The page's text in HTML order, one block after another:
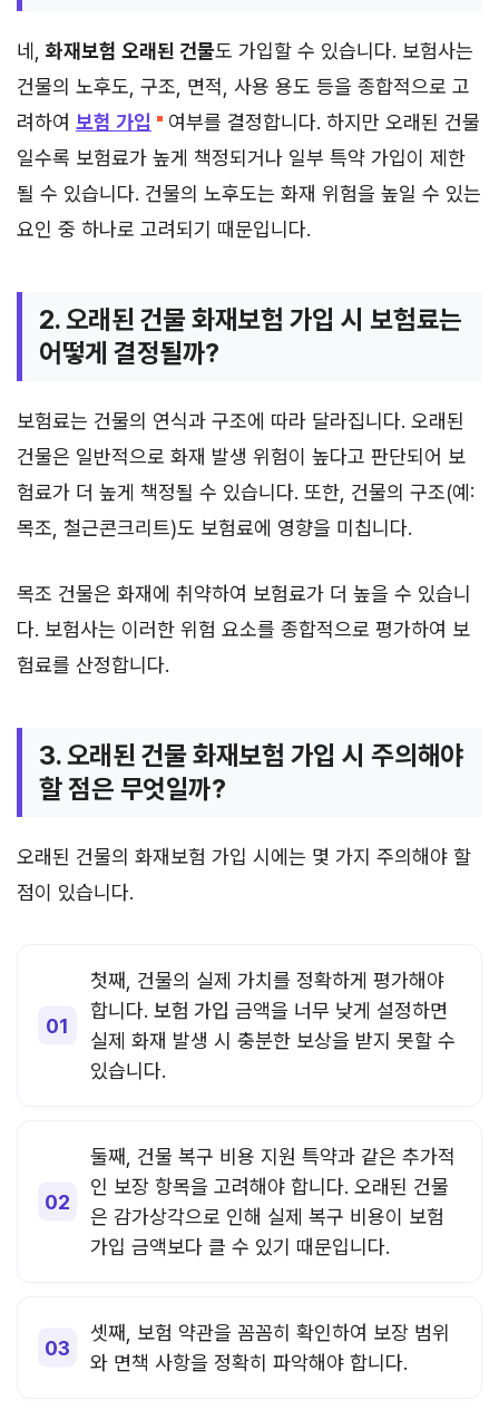
네, 화재보험 오래된 건물도 가입할 수 있습니다. 보험사는
건물의 노후도, 구조, 면적, 사용 용도 등을 종합적으로 고
려하여 보험 가입
여부를 결정합니다. 하지만 오래된 건물
일수록 보험료가 높게 책정되거나 일부 특약 가입이 제한
될 수 있습니다. 건물의 노후도는 화재 위험을 높일 수 있는
요인 중 하나로 고려되기 때문입니다.
2. 오래된 건물 화재보험 가입 시 보험료는
어떻게 결정될까?
보험료는 건물의 연식과 구조에 따라 달라집니다. 오래된
건물은 일반적으로 화재 발생 위험이 높다고 판단되어 보
험료가 더 높게 책정될 수 있습니다. 또한, 건물의 구조(예:
목조, 철근콘크리트)도 보험료에 영향을 미칩니다.
목조 건물은 화재에 취약하여 보험료가 더 높을 수 있습니
다. 보험사는 이러한 위험 요소를 종합적으로 평가하여 보
험료를 산정합니다.
3. 오래된 건물 화재보험 가입 시 주의해야
할 점은 무엇일까?
오래된 건물의 화재보험 가입 시에는 몇 가지 주의해야 할
점이 있습니다.
첫째, 건물의 실제 가치를 정확하게 평가해야
합니다. 보험 가입 금액을 너무 낮게 설정하면
실제 화재 발생 시 충분한 보상을 받지 못할 수
있습니다.
둘째, 건물 복구 비용 지원 특약과 같은 추가적
인 보장 항목을 고려해야 합니다. 오래된 건물
은 감가상각으로 인해 실제 복구 비용이 보험
가입 금액보다 클 수 있기 때문입니다.
셋째, 보험 약관을 꼼꼼히 확인하여 보장 범위
와 면책 사항을 정확히 파악해야 합니다.